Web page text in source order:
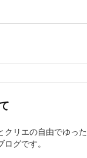
クリエの自由でゆっ
グです。